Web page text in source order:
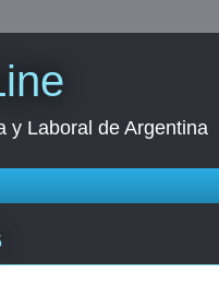
y Laboral de Argentina